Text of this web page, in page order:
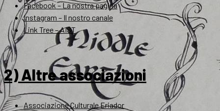
Facebook – La nostra pagina
Instagram – Il nostro canale
Link Tree – AIST
2) Altre associazioni
Associazione Culturale Eriador